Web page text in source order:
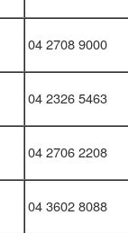
04 2708 9000
04 2326 5463
04 2706 2208
04 3602 8088